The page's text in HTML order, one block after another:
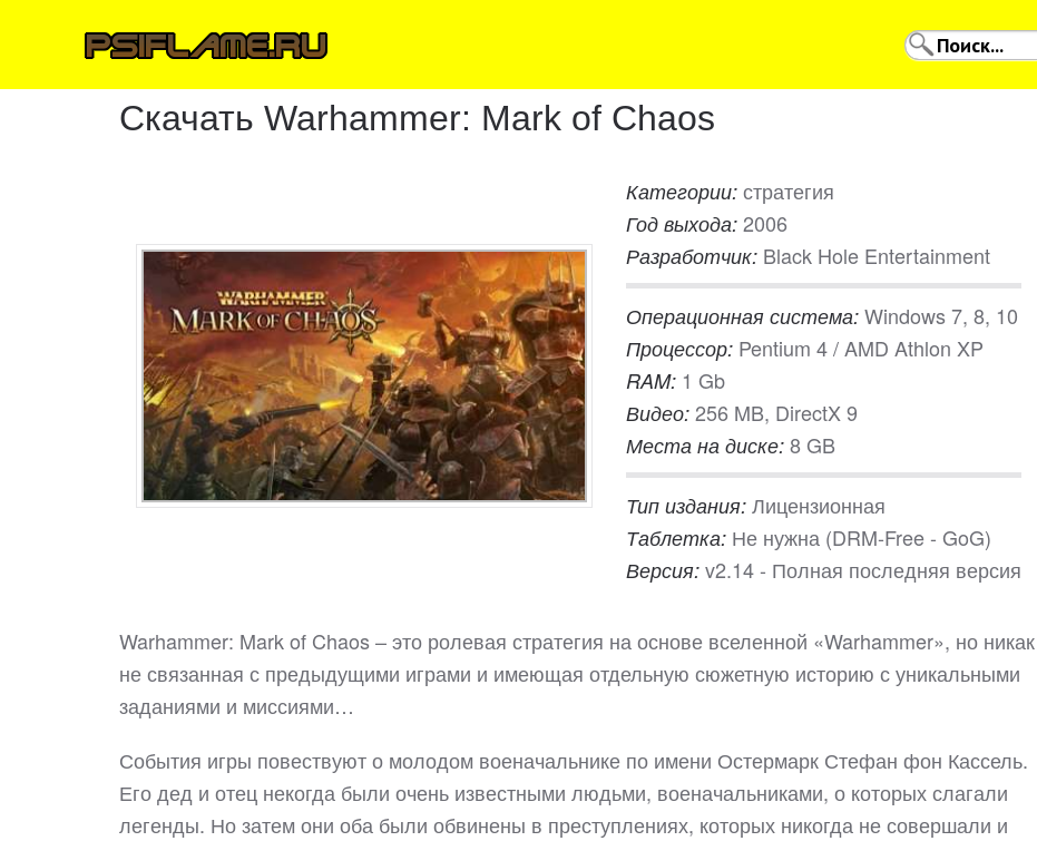
Скачать Warhammer: Mark of Chaos
Категории: стратегия
Год выхода: 2006
Разработчик: Black Hole Entertainment
Операционная система: Windows 7, 8, 10
Процессор: Pentium 4 / AMD Athlon XP
RAM: 1 Gb
Видео: 256 MB, DirectX 9
Места на диске: 8 GB
Тип издания: Лицензионная
Таблетка: Не нужна (DRM-Free - GoG)
Версия: v2.14 - Полная последняя версия
Warhammer: Mark of Chaos – это ролевая стратегия на основе вселенной «Warhammer», но никак
не связанная с предыдущими играми и имеющая отдельную сюжетную историю с уникальными
заданиями и миссиями…
События игры повествуют о молодом военачальнике по имени Остермарк Стефан фон Кассель.
Его дед и отец некогда были очень известными людьми, военачальниками, о которых слагали
легенды. Но затем они оба были обвинены в преступлениях, которых никогда не совершали и